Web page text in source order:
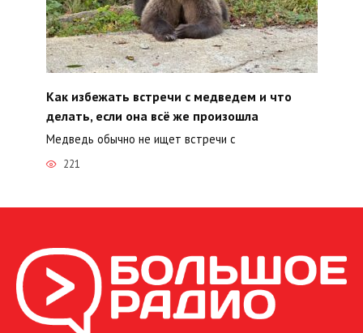
Как избежать встречи с медведем и что
делать, если она всё же произошла
Медведь обычно не ищет встречи с
221